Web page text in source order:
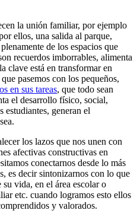
la unión familiar, por ejemplo
ellos, una salida al parque,
de los espacios que
recuerdos imborrables, alimenta
clave está en transformar en
pasemos con los pequeños,
en sus tareas, que todo sean
el desarrollo físico, social,
generan el
los lazos que nos unen con
afectivas constructivas en
conectarnos desde lo más
es decir sintonizarnos con lo que
vida, en el área escolar o
etc. cuando logramos esto ellos
y valorados.